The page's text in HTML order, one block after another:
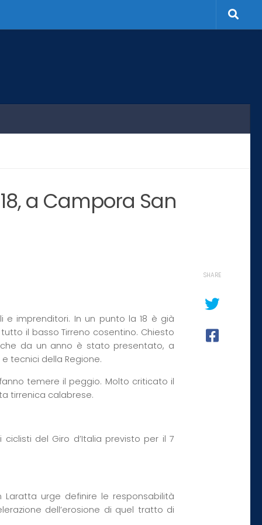
a Campora San
e imprenditori. In un punto la 18 è già
il basso Tirreno cosentino. Chiesto
da un anno è stato presentato, a
tecnici della Regione.
temere il peggio. Molto criticato il
tirrenica calabrese.
del Giro d’Italia previsto per il 7
Laratta urge definire le responsabilità
dell’erosione di quel tratto di
SHARE